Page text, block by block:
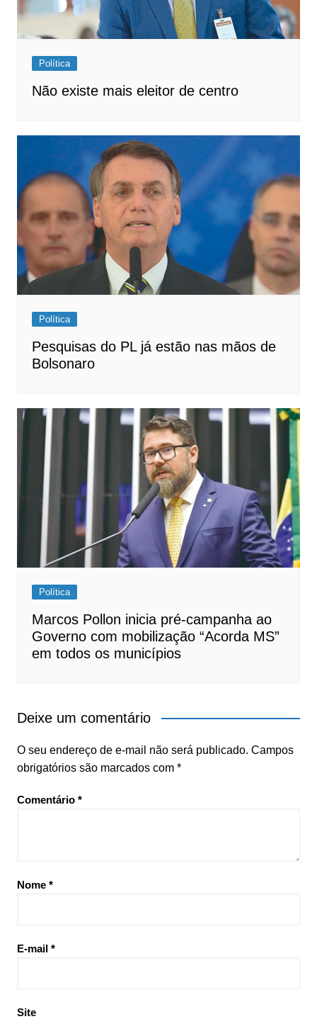
Política
Não existe mais eleitor de centro
Política
Pesquisas do PL já estão nas mãos de
Bolsonaro
Política
Marcos Pollon inicia pré-campanha ao
Governo com mobilização “Acorda MS”
em todos os municípios
Deixe um comentário
O seu endereço de e-mail não será publicado. Campos
obrigatórios são marcados com *
Comentário *
Nome *
E-mail *
Site